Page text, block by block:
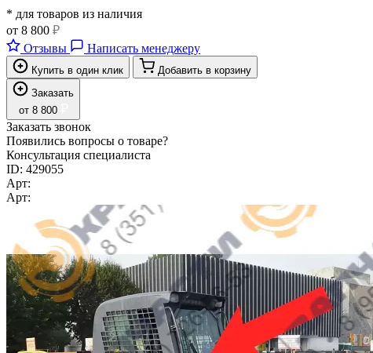
* для товаров из наличия
от 8 800 ₽
Отзывы
Написать менеджеру
Купить в один клик
Добавить в корзину
Заказать
от 8 800
Заказать звонок
Появились вопросы о товаре?
Консультация специалиста
ID: 429055
Арт:
Арт: